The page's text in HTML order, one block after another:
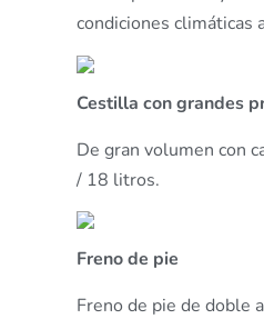
condiciones climáticas
Cestilla con grandes
De gran volumen con
/ 18 litros.
Freno de pie
Freno de pie de doble